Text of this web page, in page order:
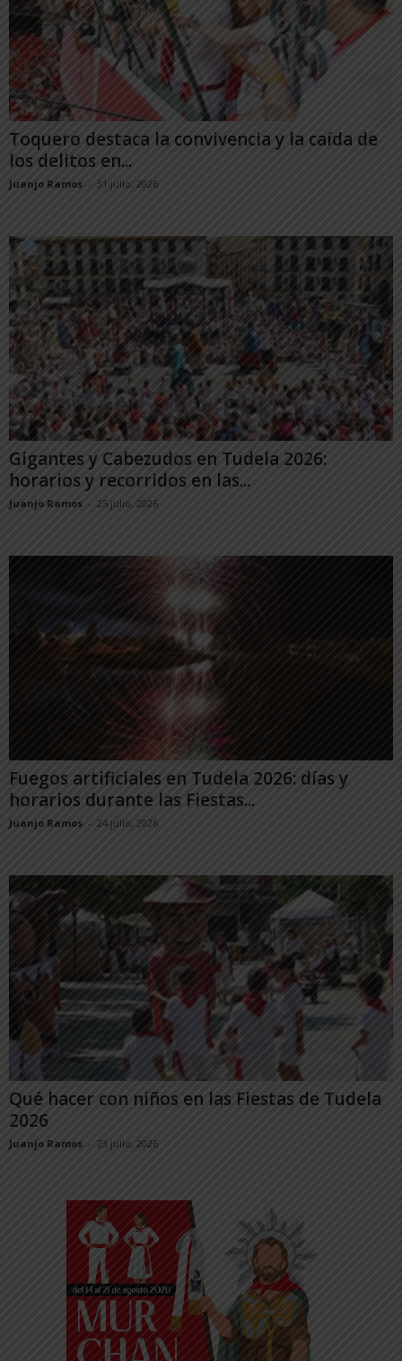
Toquero destaca la convivencia y la caída de
los delitos en...
Juanjo Ramos - 31 julio, 2026
Gigantes y Cabezudos en Tudela 2026:
horarios y recorridos en las...
Juanjo Ramos - 25 julio, 2026
Fuegos artificiales en Tudela 2026: días y
horarios durante las Fiestas...
Juanjo Ramos - 24 julio, 2026
Qué hacer con niños en las Fiestas de Tudela
2026
Juanjo Ramos - 23 julio, 2026